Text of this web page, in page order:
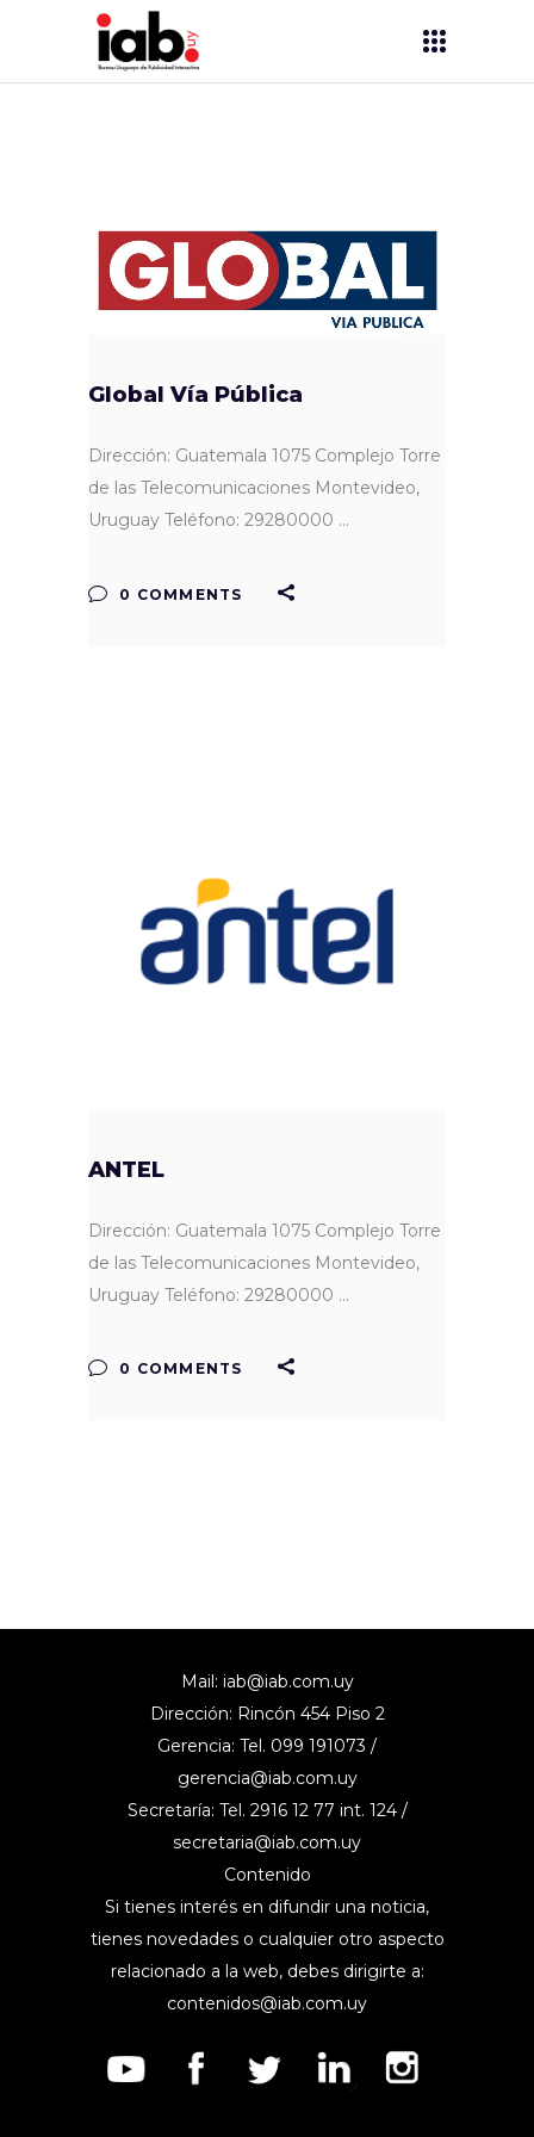
Global Vía Pública
Dirección: Guatemala 1075 Complejo Torre
de las Telecomunicaciones Montevideo,
Uruguay Teléfono: 29280000
0 COMMENTS
ANTEL
Dirección: Guatemala 1075 Complejo Torre
de las Telecomunicaciones Montevideo,
Uruguay Teléfono: 29280000
0 COMMENTS
Mail: iab@iab.com.uy
Dirección: Rincón 454 Piso 2
Gerencia: Tel. 099 191073 /
gerencia@iab.com.uy
Secretaría: Tel. 2916 12 77 int. 124 /
secretaria@iab.com.uy
Contenido
Si tienes interés en difundir una noticia,
tienes novedades o cualquier otro aspecto
relacionado a la web, debes dirigirte a:
contenidos@iab.com.uy